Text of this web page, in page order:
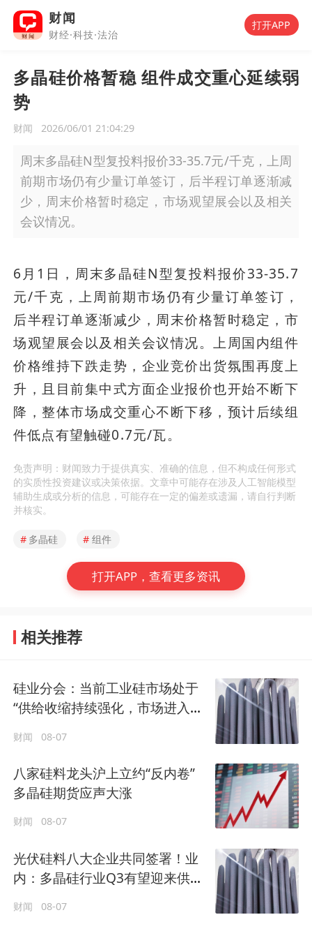
财闻
财经·科技·法治
打开APP
多晶硅价格暂稳 组件成交重心延续弱
势
财闻 2026/06/01 21:04:29
周末多晶硅N型复投料报价33-35.7元/千克，上周
前期市场仍有少量订单签订，后半程订单逐渐减
少，周末价格暂时稳定，市场观望展会以及相关
会议情况。
6月1日，周末多晶硅N型复投料报价33-35.7
元/千克，上周前期市场仍有少量订单签订，
后半程订单逐渐减少，周末价格暂时稳定，市
场观望展会以及相关会议情况。上周国内组件
价格维持下跌走势，企业竞价出货氛围再度上
升，且目前集中式方面企业报价也开始不断下
降，整体市场成交重心不断下移，预计后续组
件低点有望触碰0.7元/瓦。
免责声明：财闻致力于提供真实、准确的信息，但不构成任何形式
的实质性投资建议或决策依据。文章中可能存在涉及人工智能模型
辅助生成或分析的信息，可能存在一定的偏差或遗漏，请自行判断
并核实。
# 多晶硅 # 组件
打开APP，查看更多资讯
相关推荐
硅业分会：当前工业硅市场处于
“供给收缩持续强化，市场进入筑
财闻 08-07
八家硅料龙头沪上立约“反内卷”
多晶硅期货应声大涨
财闻 08-07
光伏硅料八大企业共同签署！业
内：多晶硅行业Q3有望迎来供需
财闻 08-07